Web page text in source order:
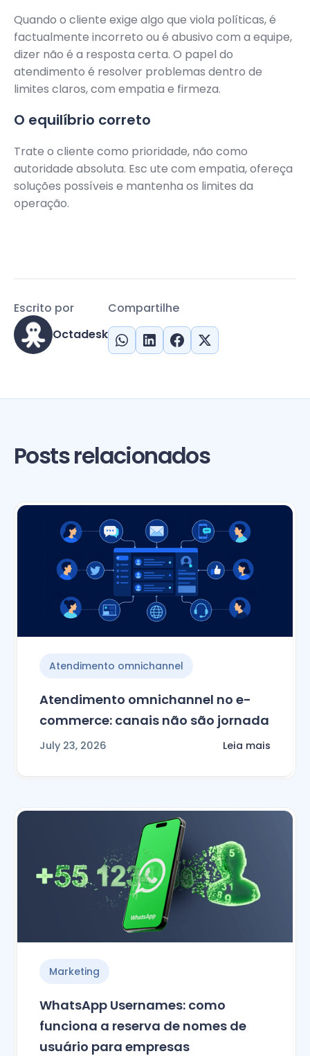
Quando o cliente exige algo que viola políticas, é
factualmente incorreto ou é abusivo com a equipe,
dizer não é a resposta certa. O papel do
atendimento é resolver problemas dentro de
limites claros, com empatia e firmeza.
O equilíbrio correto
Trate o cliente como prioridade, não como
autoridade absoluta. Esc ute com empatia, ofereça
soluções possíveis e mantenha os limites da
operação.
Compartilhe
Escrito por
Octadesk
Posts relacionados
Atendimento omnichannel
Atendimento omnichannel no e-
commerce: canais não são jornada
July 23, 2026 Leia mais
Marketing
WhatsApp Usernames: como
funciona a reserva de nomes de
usuário para empresas